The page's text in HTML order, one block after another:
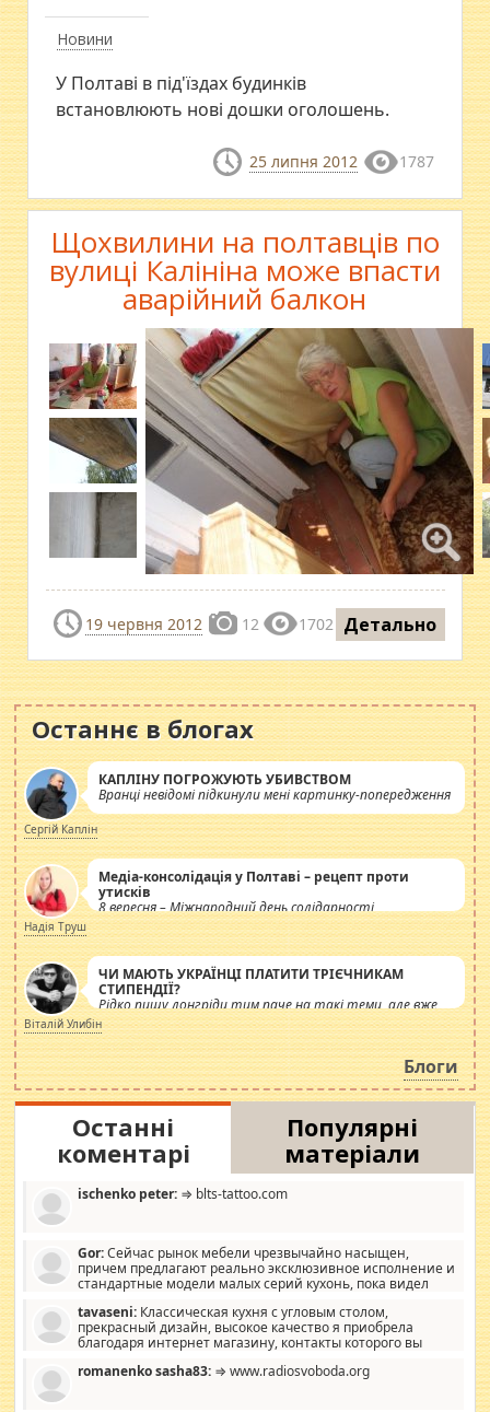
Новини
У Полтаві в під'їздах будинків
встановлюють нові дошки оголошень.
25 липня 2012 1787
Щохвилини на полтавців по
вулиці Калініна може впасти
аварійний балкон
19 червня 2012 12 1702 Детально
Останнє в блогах
КАПЛІНУ ПОГРОЖУЮТЬ УБИВСТВОМ
Вранці невідомі підкинули мені картинку-попередження
Сергій Каплін
Медіа-консолідація у Полтаві – рецепт проти
утисків
8 вересня – Міжнародний день солідарності
журналістів.
Надія Труш
ЧИ МАЮТЬ УКРАЇНЦІ ПЛАТИТИ ТРІЄЧНИКАМ
СТИПЕНДІЇ?
Рідко пишу лонгріди тим паче на такі теми, але вже
просто дістало! Обурюють сьогоднішні інсенуації
навколо стипендіального питання. Штучно
роздувається ще одна соціальна катастрофа.
Віталій Улибін
Блоги
Останні
коментарі
Популярні
матеріали
ischenko peter: ⇒ blts-tattoo.com
Gor:Сейчас рынок мебели чрезвычайно насыщен,
причем предлагают реально эксклюзивное исполнение и
стандартные модели малых серий кухонь, пока видел
стандартные формы, в MebelOk, креативненько и что главное -
со вкусом все в порядке, без ненужных наворотов удорожающих
мебель, а это не последний фактор.
tavaseni: Классическая кухня с угловым столом,
прекрасный дизайн, высокое качество я приобрела
благодаря интернет магазину, контакты которого вы
romanenko sasha83: ⇒ www.radiosvoboda.org